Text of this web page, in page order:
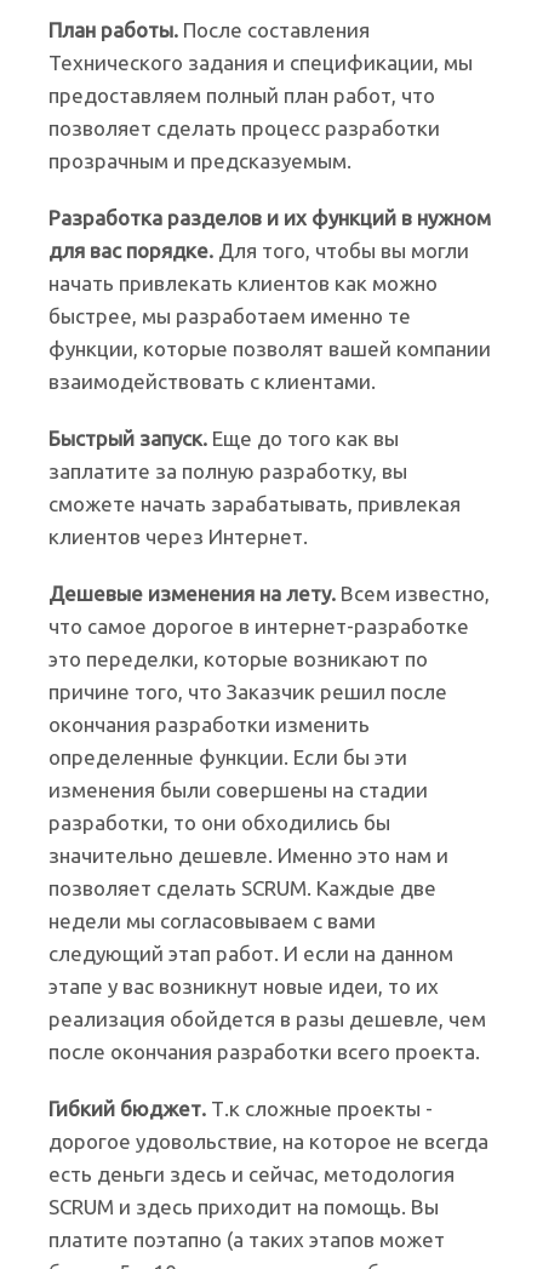
План работы. После составления
Технического задания и спецификации, мы
предоставляем полный план работ, что
позволяет сделать процесс разработки
прозрачным и предсказуемым.
Разработка разделов и их функций в нужном
для вас порядке. Для того, чтобы вы могли
начать привлекать клиентов как можно
быстрее, мы разработаем именно те
функции, которые позволят вашей компании
взаимодействовать с клиентами.
Быстрый запуск. Еще до того как вы
заплатите за полную разработку, вы
сможете начать зарабатывать, привлекая
клиентов через Интернет.
Дешевые изменения на лету. Всем известно,
что самое дорогое в интернет-разработке
это переделки, которые возникают по
причине того, что Заказчик решил после
окончания разработки изменить
определенные функции. Если бы эти
изменения были совершены на стадии
разработки, то они обходились бы
значительно дешевле. Именно это нам и
позволяет сделать SCRUM. Каждые две
недели мы согласовываем с вами
следующий этап работ. И если на данном
этапе у вас возникнут новые идеи, то их
реализация обойдется в разы дешевле, чем
после окончания разработки всего проекта.
Гибкий бюджет. Т.к сложные проекты -
дорогое удовольствие, на которое не всегда
есть деньги здесь и сейчас, методология
SCRUM и здесь приходит на помощь. Вы
платите поэтапно (а таких этапов может